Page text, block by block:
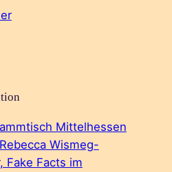
Mittelhessen
Wismeg-
Fake Facts im